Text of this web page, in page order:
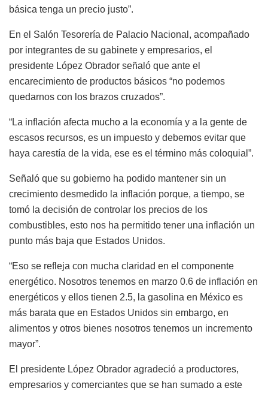
básica tenga un precio justo”.
En el Salón Tesorería de Palacio Nacional, acompañado
por integrantes de su gabinete y empresarios, el
presidente López Obrador señaló que ante el
encarecimiento de productos básicos “no podemos
quedarnos con los brazos cruzados”.
“La inflación afecta mucho a la economía y a la gente de
escasos recursos, es un impuesto y debemos evitar que
haya carestía de la vida, ese es el término más coloquial”.
Señaló que su gobierno ha podido mantener sin un
crecimiento desmedido la inflación porque, a tiempo, se
tomó la decisión de controlar los precios de los
combustibles, esto nos ha permitido tener una inflación un
punto más baja que Estados Unidos.
“Eso se refleja con mucha claridad en el componente
energético. Nosotros tenemos en marzo 0.6 de inflación en
energéticos y ellos tienen 2.5, la gasolina en México es
más barata que en Estados Unidos sin embargo, en
alimentos y otros bienes nosotros tenemos un incremento
mayor”.
El presidente López Obrador agradeció a productores,
empresarios y comerciantes que se han sumado a este